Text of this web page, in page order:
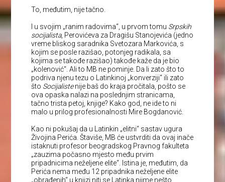
To, međutim, nije tačno.
I u svojim „ranim radovima“, u prvom tomu Srpskih
socijalista, Perovićeva za Dragišu Stanojevića (jedno
vreme bliskog saradnika Svetozara Markovića, s
kojim se posle razišao, potonjeg radikala, sa
kojima se takođe razišao) takođe kaže da je bio
„kolenović“. Ali to MB ne pominje. Da li zato što to
podriva njenu tezu o Latinkinoj „konverziji“ ili zato
što Socijalistenije baš do kraja pročitala, pošto se
ova opaska nalazi na poslednjim stranicama,
tačno trista petoj, knjige? Kako god, ne ide to ni
malo u prilog profesionalnosti Mire Bogdanović.
Kao ni pokušaj da u Latinkin „elitni“ sastav ugura
Živojina Perića. Štaviše, MB će ustvrditi da ovaj inače
istaknuti profesor beogradskog Pravnog fakulteta
„zauzima počasno mjesto među prvim
pripadnicima neželjene elite“. Istina je, međutim, da
Perića nema među 12 pripadnika neželjene elite
„obrađenih“ u knjizi niti se Latinka njime nešto